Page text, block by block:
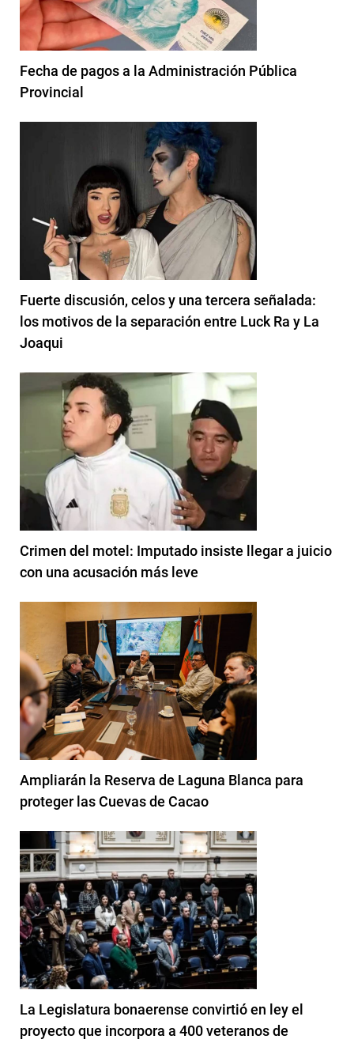
Fecha de pagos a la Administración Pública
Provincial
Fuerte discusión, celos y una tercera señalada:
los motivos de la separación entre Luck Ra y La
Joaqui
Crimen del motel: Imputado insiste llegar a juicio
con una acusación más leve
Ampliarán la Reserva de Laguna Blanca para
proteger las Cuevas de Cacao
La Legislatura bonaerense convirtió en ley el
proyecto que incorpora a 400 veteranos de